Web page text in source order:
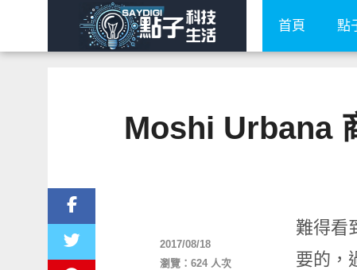
首頁 點
Moshi Urbana
難得看
要的，
2017/08/18
瀏覽：624 人次